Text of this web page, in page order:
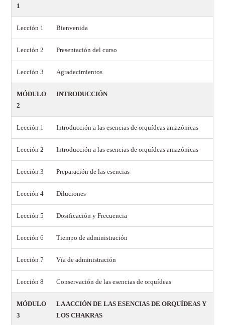
1
Lección 1 Bienvenida
Lección 2 Presentación del curso
Lección 3 Agradecimientos
MÓDULO
2
INTRODUCCIÓN
Lección 1 Introducción a las esencias de orquídeas amazónicas
Lección 2 Introducción a las esencias de orquídeas amazónicas
Lección 3 Preparación de las esencias
Lección 4 Diluciones
Lección 5 Dosificación y Frecuencia
Lección 6 Tiempo de administración
Lección 7 Vía de administración
Lección 8 Conservación de las esencias de orquídeas
MÓDULO
3
LA ACCIÓN DE LAS ESENCIAS DE ORQUÍDEAS Y
LOS CHAKRAS